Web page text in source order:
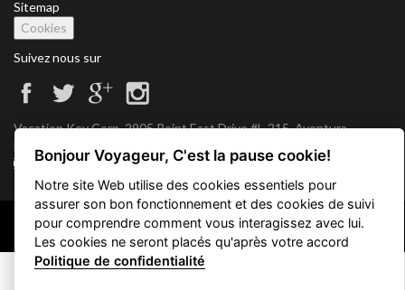
Sitemap
Cookies
Suivez nous sur
Vacation Key Corp. 2905 Point East Drive #L-215. Aventura.
FLORIDA 33160.
info@vacationkey.com
Copyright © 2026 Vacation Key Corp.
Bonjour Voyageur, C'est la pause cookie!
Notre site Web utilise des cookies essentiels pour
assurer son bon fonctionnement et des cookies de suivi
pour comprendre comment vous interagissez avec lui.
Les cookies ne seront placés qu'après votre accord
Politique de confidentialité